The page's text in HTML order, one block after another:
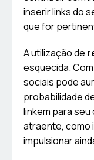
inserir links do
que for
A utilização de
esquecida.
sociais pode
probabilidade
linkem para
atraente, como
impulsionar